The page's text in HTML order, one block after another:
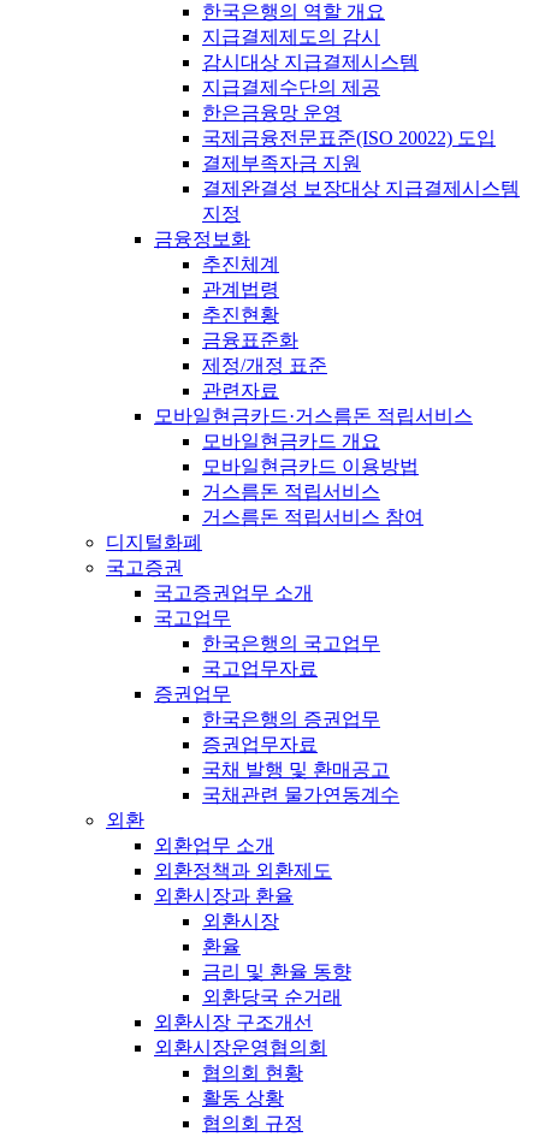
한국은행의 역할 개요
지급결제제도의 감시
감시대상 지급결제시스템
지급결제수단의 제공
한은금융망 운영
국제금융전문표준(ISO 20022) 도입
결제부족자금 지원
결제완결성 보장대상 지급결제시스템
지정
금융정보화
추진체계
관계법령
추진현황
금융표준화
제정/개정 표준
관련자료
모바일현금카드·거스름돈 적립서비스
모바일현금카드 개요
모바일현금카드 이용방법
거스름돈 적립서비스
거스름돈 적립서비스 참여
디지털화폐
국고증권
국고증권업무 소개
국고업무
한국은행의 국고업무
국고업무자료
증권업무
한국은행의 증권업무
증권업무자료
국채 발행 및 환매공고
국채관련 물가연동계수
외환
외환업무 소개
외환정책과 외환제도
외환시장과 환율
외환시장
환율
금리 및 환율 동향
외환당국 순거래
외환시장 구조개선
외환시장운영협의회
협의회 현황
활동 상황
협의회 규정